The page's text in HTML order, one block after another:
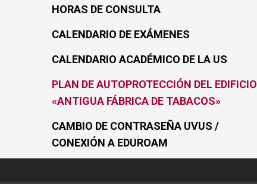
HORAS DE CONSULTA
CALENDARIO DE EXÁMENES
CALENDARIO ACADÉMICO DE LA US
PLAN DE AUTOPROTECCIÓN DEL EDIFICIO
«ANTIGUA FÁBRICA DE TABACOS»
CAMBIO DE CONTRASEÑA UVUS /
CONEXIÓN A EDUROAM